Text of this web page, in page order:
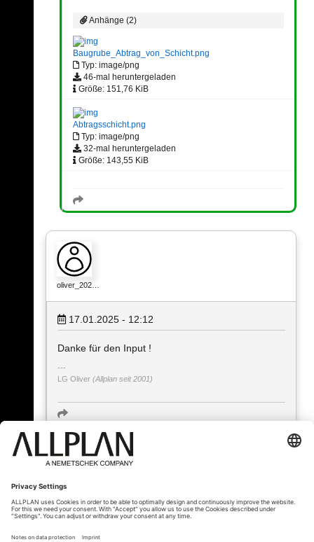
Anhänge (2)
Baugrube_Abtrag_von_Schicht.png
Typ: image/png
46-mal heruntergeladen
Größe: 151,76 KiB
Abtragsschicht.png
Typ: image/png
32-mal heruntergeladen
Größe: 143,55 KiB
oliver_202…
17.01.2025 - 12:12
Danke für den Input !
LG Oliver (Allplan seit 2001)
« Zurück